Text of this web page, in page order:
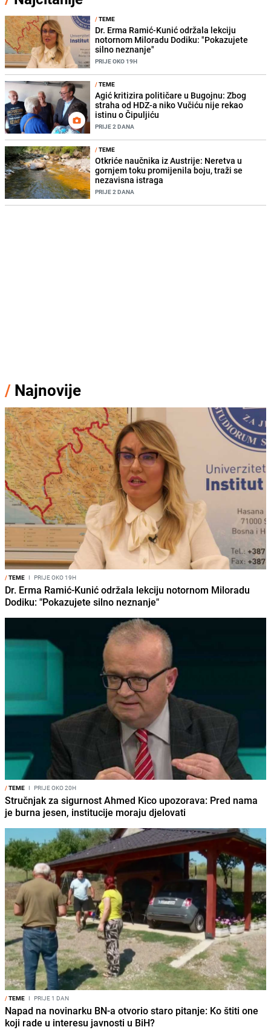
/TEME
Dr. Erma Ramić-Kunić održala lekciju
notornom Miloradu Dodiku: "Pokazujete
silno neznanje"
PRIJE OKO 19H
/TEME
Agić kritizira političare u Bugojnu: Zbog
straha od HDZ-a niko Vučiću nije rekao
istinu o Čipuljiću
PRIJE 2 DANA
/TEME
Otkriće naučnika iz Austrije: Neretva u
gornjem toku promijenila boju, traži se
nezavisna istraga
PRIJE 2 DANA
/ Najnovije
/TEME I PRIJE OKO 19H
Dr. Erma Ramić-Kunić održala lekciju notornom Miloradu
Dodiku: "Pokazujete silno neznanje"
/TEME I PRIJE OKO 20H
Stručnjak za sigurnost Ahmed Kico upozorava: Pred nama
je burna jesen, institucije moraju djelovati
/TEME I PRIJE 1 DAN
Napad na novinarku BN-a otvorio staro pitanje: Ko štiti one
koji rade u interesu javnosti u BiH?